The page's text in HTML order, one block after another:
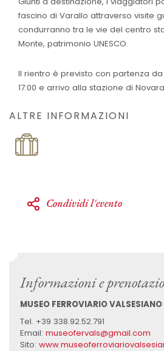
fascino di Varallo attraverso visite
condurranno tra le vie del centro
Monte, patrimonio UNESCO.
Il rientro è previsto con partenza
17:00 e arrivo alla stazione di
ALTRE INFORMAZIONI
Condividi l'evento
Informazioni e
MUSEO FERROVIARIO VALSESIANO
Tel. +39 338.92.52.791
Email: museofervals@gmail.com
Sito: